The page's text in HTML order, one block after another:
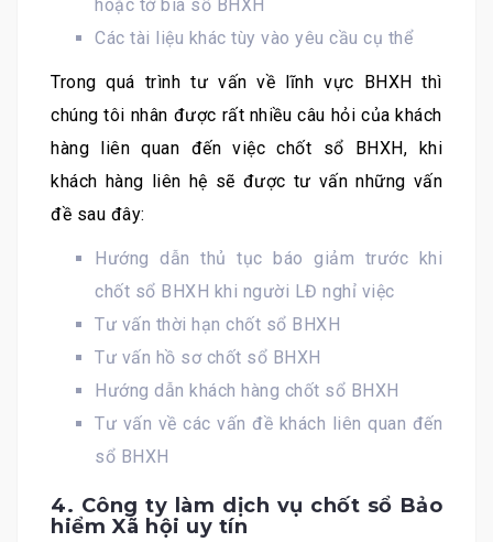
hoặc tờ bìa sổ BHXH
Các tài liệu khác tùy vào yêu cầu cụ thể
Trong quá trình tư vấn về lĩnh vực BHXH thì
chúng tôi nhân được rất nhiều câu hỏi của khách
hàng liên quan đến việc chốt sổ BHXH, khi
khách hàng liên hệ sẽ được tư vấn những vấn
đề sau đây:
Hướng dẫn thủ tục báo giảm trước khi
chốt sổ BHXH khi người LĐ nghỉ việc
Tư vấn thời hạn chốt sổ BHXH
Tư vấn hồ sơ chốt sổ BHXH
Hướng dẫn khách hàng chốt sổ BHXH
Tư vấn về các vấn đề khách liên quan đến
sổ BHXH
4. Công ty làm dịch vụ chốt sổ Bảo
hiểm Xã hội uy tín